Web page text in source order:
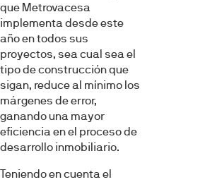
que Metrovacesa
implementa desde este
año en todos sus
proyectos, sea cual sea el
tipo de construcción que
sigan, reduce al mínimo los
márgenes de error,
ganando una mayor
eficiencia en el proceso de
desarrollo inmobiliario.
Teniendo en cuenta el